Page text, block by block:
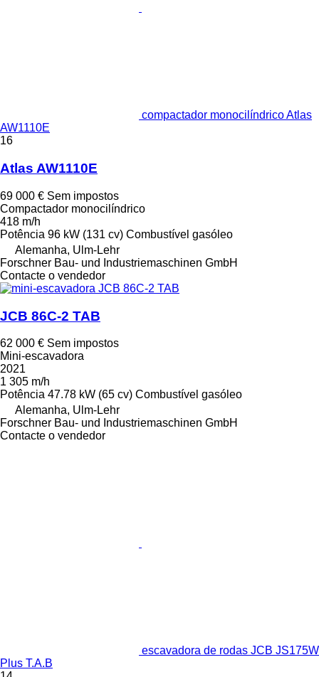
compactador monocilíndrico Atlas
AW1110E
16
Atlas AW1110E
69 000 € Sem impostos
Compactador monocilíndrico
418 m/h
Potência 96 kW (131 cv) Combustível gasóleo
Alemanha, Ulm-Lehr
Forschner Bau- und Industriemaschinen GmbH
Contacte o vendedor
JCB 86C-2 TAB
62 000 € Sem impostos
Mini-escavadora
2021
1 305 m/h
Potência 47.78 kW (65 cv) Combustível gasóleo
Alemanha, Ulm-Lehr
Forschner Bau- und Industriemaschinen GmbH
Contacte o vendedor
escavadora de rodas JCB JS175W
Plus T.A.B